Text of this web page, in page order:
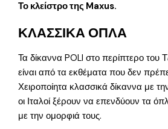
Το κλείστρο της Maxus.
ΚΛΑΣΣΙΚΑ ΟΠΛΑ
Τα δίκαννα POLI στο περίπτερο
είναι από τα εκθέματα που δεν
Χειροποίητα κλασσικά δίκαννα με
οι Ιταλοί ξέρουν να επενδύουν τα
με την ομορφιά τους.